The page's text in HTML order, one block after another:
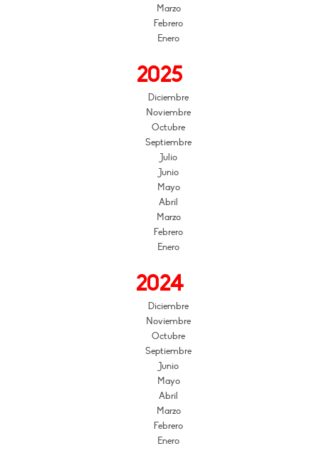
Marzo
Febrero
Enero
2025
Diciembre
Noviembre
Octubre
Septiembre
Julio
Junio
Mayo
Abril
Marzo
Febrero
Enero
2024
Diciembre
Noviembre
Octubre
Septiembre
Junio
Mayo
Abril
Marzo
Febrero
Enero